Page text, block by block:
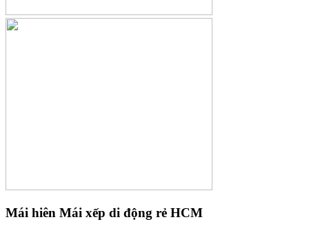
Mái hiên Mái xếp di động rẻ HCM